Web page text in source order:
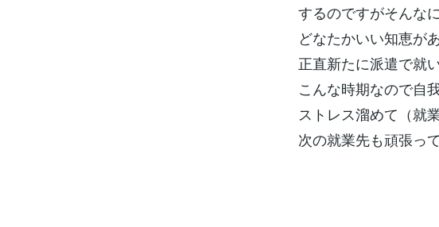
するのですがそんな
どなたかいい知恵が
正直新たに派遣で就
こんな時期なので自
ストレス溜めて（就
次の就業先も頑張っ